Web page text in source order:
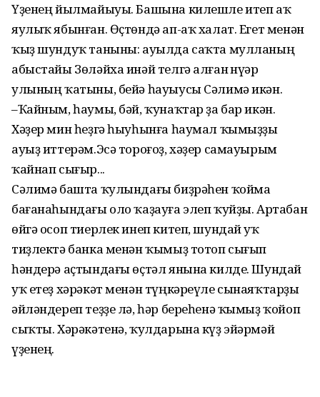
Үҙенең йылмайыуы. Башына килешле итеп аҡ
яулыҡ ябынған. Өҫтөндә ап-аҡ халат. Егет менән
ҡыҙ шундуҡ таныны: ауылда саҡта мулланың
абыстайы Зөләйха инәй телгә алған Әнүәр
улының ҡатыны, бейә һауыусы Сәлимә икән.
–Ҡайным, һаумы, бәй, ҡунаҡтар ҙа бар икән.
Хәҙер мин һеҙгә һыуһынға һаумал ҡымыҙҙы
ауыҙ иттерәм.Эсә тороғоҙ, хәҙер самауырым
ҡайнап сығыр...
Сәлимә башта ҡулындағы биҙрәһен ҡойма
бағанаһындағы оло ҡаҙауға элеп ҡуйҙы. Артабан
өйгә осоп тиерлек инеп китеп, шундай уҡ
тиҙлектә банка менән ҡымыҙ тотоп сығып
һәндерә аҫтындағы өҫтәл янына килде. Шундай
уҡ етеҙ хәрәкәт менән түңкәреүле сынаяҡтарҙы
әйләндереп теҙҙе лә, һәр береһенә ҡымыҙ ҡойоп
сыҡты. Хәрәкәтенә, ҡулдарына күҙ эйәрмәй
үҙенең.